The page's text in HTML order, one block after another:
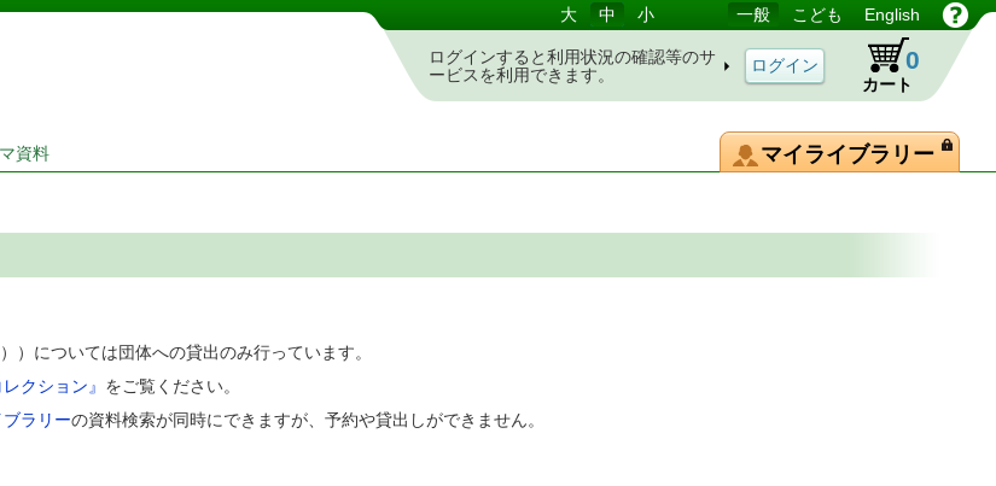
蔵書検索・予約システム 大 中 小 一般 こども English
ログインすると利用状況の確認等のサ
ービスを利用できます。
カート
0
資料 マイライブラリー
については団体への貸出のみ行っています。
クション』 をご覧ください。
ラリーの資料検索が同時にできますが、予約や貸出しができません。